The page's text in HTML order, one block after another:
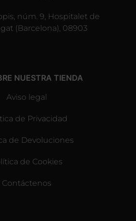
núm. 9, Hospitalet de
(Barcelona), 08903
NUESTRA TIENDA
Aviso legal
de Privacidad
de Devoluciones
de Cookies
Contáctenos